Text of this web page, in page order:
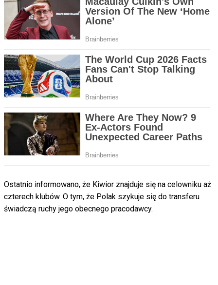
Ostatnio informowano, że Kiwior znajduje się na celowniku aż
czterech klubów. O tym, że Polak szykuje się do transferu
świadczą ruchy jego obecnego pracodawcy.